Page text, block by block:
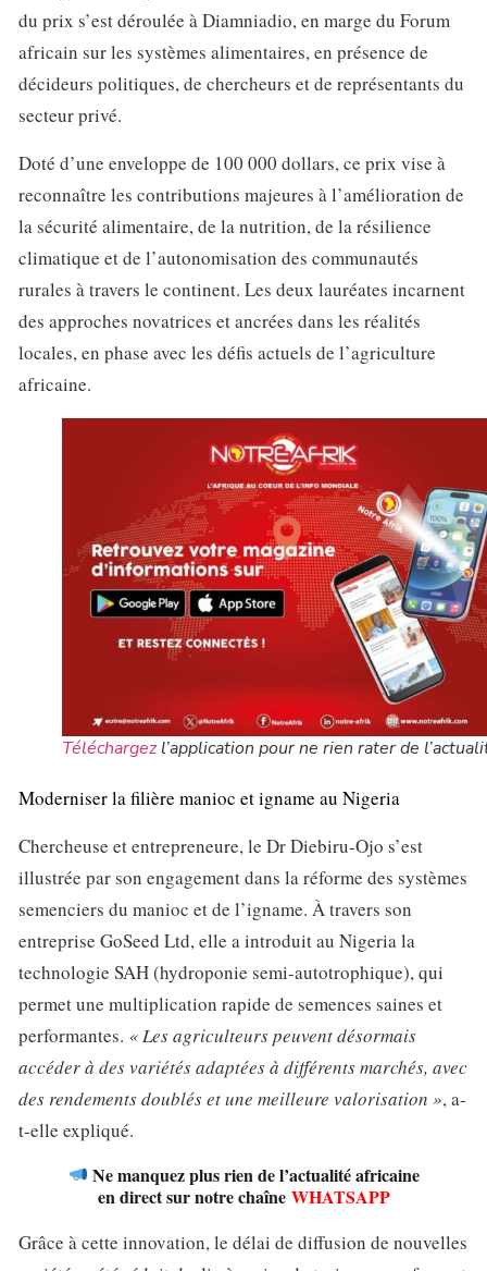
du prix s’est déroulée à Diamniadio, en marge du Forum
africain sur les systèmes alimentaires, en présence de
décideurs politiques, de chercheurs et de représentants du
secteur privé.
Doté d’une enveloppe de 100 000 dollars, ce prix vise à
reconnaître les contributions majeures à l’amélioration de
la sécurité alimentaire, de la nutrition, de la résilience
climatique et de l’autonomisation des communautés
rurales à travers le continent. Les deux lauréates incarnent
des approches novatrices et ancrées dans les réalités
locales, en phase avec les défis actuels de l’agriculture
africaine.
Téléchargezl’application pour ne rien rater de
Moderniser la filière manioc et igname au Nigeria
Chercheuse et entrepreneure, le Dr Diebiru-Ojo s’est
illustrée par son engagement dans la réforme des systèmes
semenciers du manioc et de l’igname. À travers son
entreprise GoSeed Ltd, elle a introduit au Nigeria la
technologie SAH (hydroponie semi-autotrophique), qui
permet une multiplication rapide de semences saines et
performantes. « Les agriculteurs peuvent désormais
accéder à des variétés adaptées à différents marchés, avec
des rendements doublés et une meilleure valorisation », a-
t-elle expliqué.
Ne manquez plus rien de l’actualité africaine
en direct sur notre chaîne WHATSAPP
Grâce à cette innovation, le délai de diffusion de nouvelles